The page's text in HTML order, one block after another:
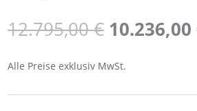
12.795,00€
Preis
war:
12.795,00 €
10.236,00
Alle Preise exklusiv MwSt.